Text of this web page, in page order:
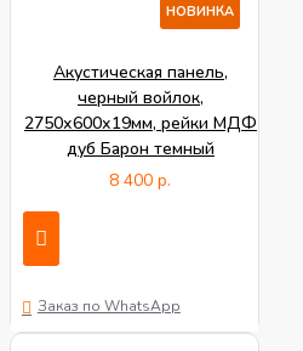
НОВИНКА
Акустическая панель,
черный войлок,
2750х600х19мм, рейки МДФ
дуб Барон темный
8 400 р.
Заказ по WhatsApp